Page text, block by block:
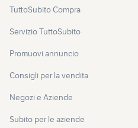
TuttoSubito Compra
Servizio TuttoSubito
Promuovi annuncio
Consigli per la vendita
Negozi e Aziende
Subito per le aziende